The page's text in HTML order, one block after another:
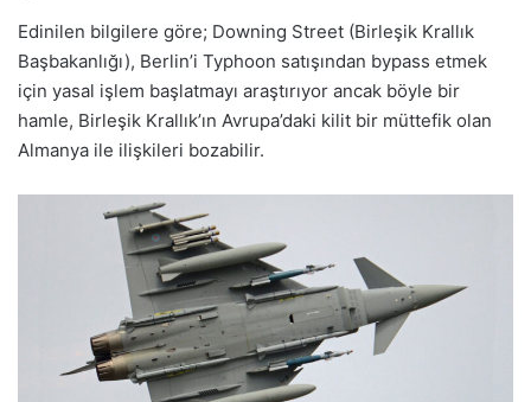
Edinilen bilgilere göre; Downing Street (Birleşik Krallık
Başbakanlığı), Berlin’i Typhoon satışından bypass etmek
için yasal işlem başlatmayı araştırıyor ancak böyle bir
hamle, Birleşik Krallık’ın Avrupa’daki kilit bir müttefik olan
Almanya ile ilişkileri bozabilir.